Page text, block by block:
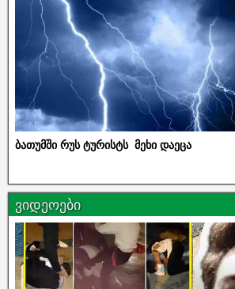
ბათუმში რუს ტურისტს მეხი დაეცა
ვიდეოები